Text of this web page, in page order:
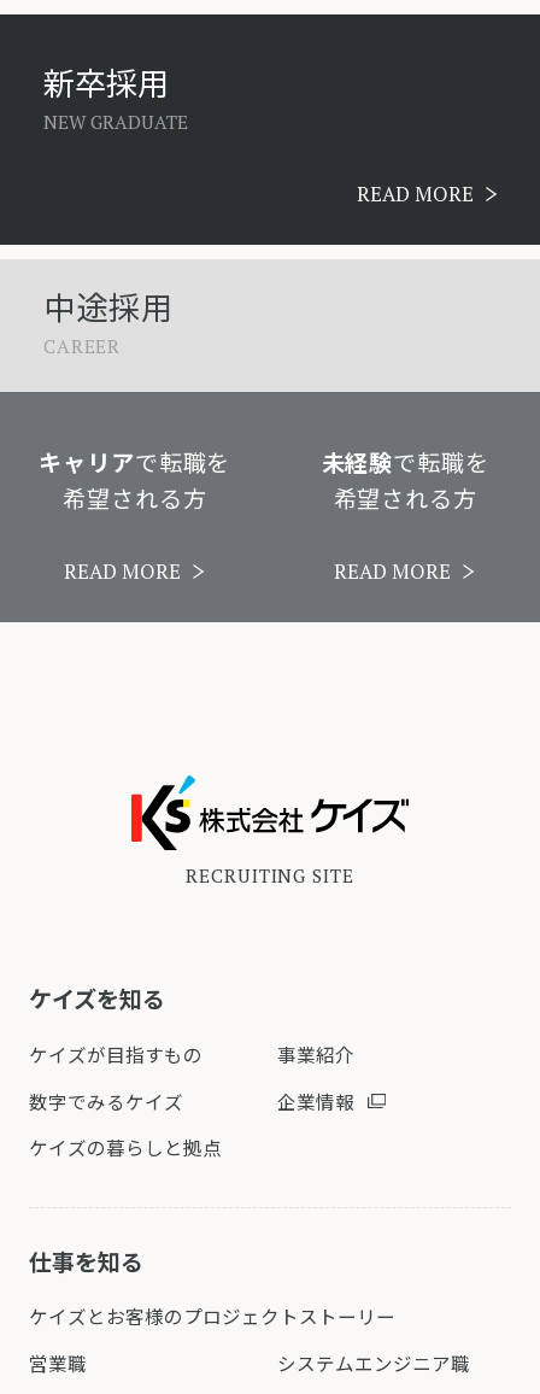
新卒採用
NEW GRADUATE
READ MORE
中途採用
CAREER
キャリアで転職を
希望される方
READ MORE
未経験で転職を
希望される方
READ MORE
RECRUITING SITE
ケイズを知る
ケイズが目指すもの
事業紹介
数字でみるケイズ
企業情報
ケイズの暮らしと拠点
仕事を知る
ケイズとお客様のプロジェクトストーリー
営業職
システムエンジニア職